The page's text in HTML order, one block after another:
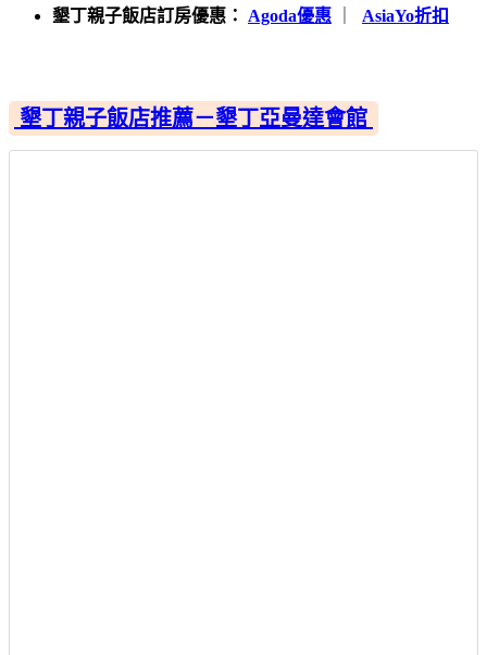
墾丁親子飯店訂房優惠：
Agoda優惠 AsiaYo折扣
墾丁親子飯店推薦－墾丁亞曼達會館